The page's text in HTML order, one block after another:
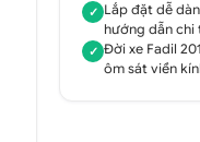
✓ Lắp đặt dễ
hướng dẫn chi
✓ Đời xe Fadil
ôm sát viền